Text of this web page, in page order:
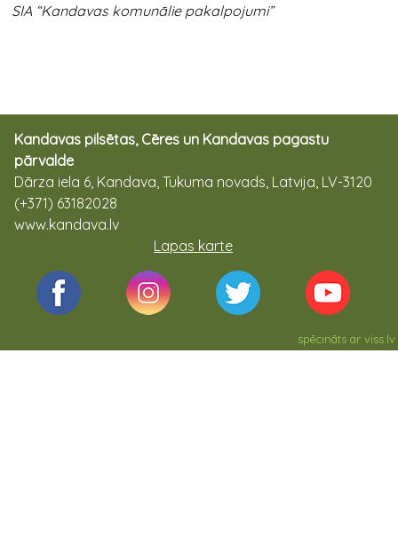
SIA “Kandavas komunālie pakalpojumi”
Kandavas pilsētas, Cēres un Kandavas pagastu
pārvalde
Dārza iela 6, Kandava, Tukuma novads, Latvija, LV-3120
(+371) 63182028
www.kandava.lv
Lapas karte
spēcināts arviss.lv